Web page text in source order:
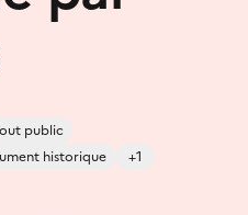
public
historique +1